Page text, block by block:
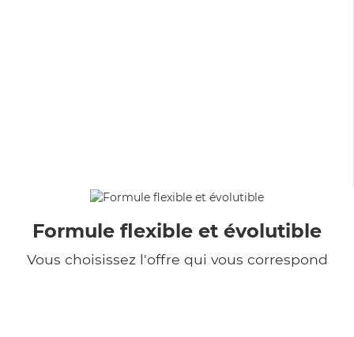
Formule flexible et évolutible
Vous choisissez l'offre qui vous correspond